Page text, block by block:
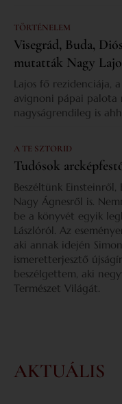
TÖRTÉNELEM
Visegrád, Buda,
mutatták Nagy
Lajos fő rezidenciája,
avignoni pápai palota
nagyságrendileg is
A TE SZTORID
Tudósok
Beszéltünk
Nagy Ágnesről is.
be a könyvét egyik
Lászlóról. Az
aki annak idején
ismeretterjesztő
beszélgettem, aki
Természet Világát.
AKTUÁLIS